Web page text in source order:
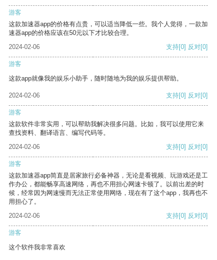
游客
这款加速器app的价格有点贵，可以适当降低一些。我个人觉得，一款加
速器app的价格应该在50元以下才比较合理。
2024-02-06
支持[0] 反对[0]
游客
这款app就像我的娱乐小助手，随时随地为我的娱乐提供帮助。
2024-02-06 支持[0] 反对[0]
游客
这款软件非常实用，可以帮助我解决很多问题。比如，我可以使用它来
查找资料、翻译语言、编写代码等。
2024-02-06
支持[0] 反对[0]
游客
这款加速器app简直是居家旅行必备神器，无论是看视频、玩游戏还是工
作办公，都能畅享高速网络，再也不用担心网速卡顿了。以前出差的时
候，经常因为网速慢而无法正常使用网络，现在有了这个app，我再也不
用担心了。
2024-02-06
支持[0] 反对[0]
游客
这个软件我非常喜欢